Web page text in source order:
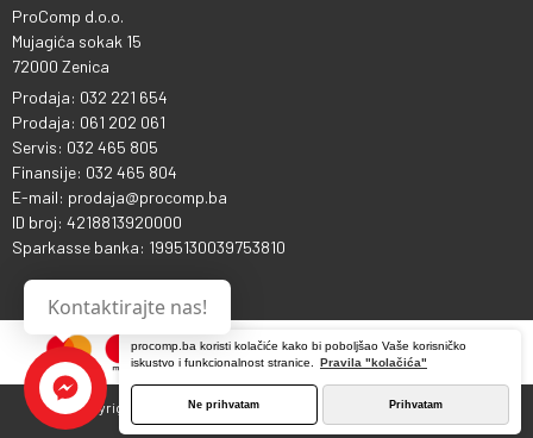
procomp.ba koristi kolačiće kako bi poboljšao Vaše korisničko
iskustvo i funkcionalnost stranice.
Pravila "kolačića"
Ne prihvatam Prihvatam
ProComp d.o.o.
Mujagića sokak 15
72000 Zenica
Prodaja: 032 221 654
Prodaja: 061 202 061
Servis: 032 465 805
Finansije: 032 465 804
E-mail: prodaja@procomp.ba
ID broj: 4218813920000
Sparkasse banka: 1995130039753810
Copyright © 2013 - 2026 ProComp d.o.o. Sva prava pridržana.
Kontaktirajte nas!